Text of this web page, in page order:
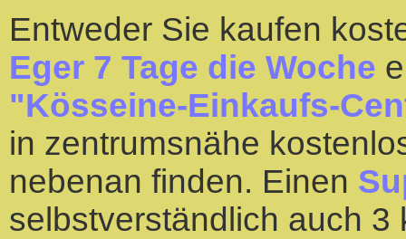
Entweder Sie kaufen
Eger 7 Tage die Woche
"Kösseine-Einkaufs-
in zentrumsnähe
nebenan finden. Einen
selbstverständlich auch 3